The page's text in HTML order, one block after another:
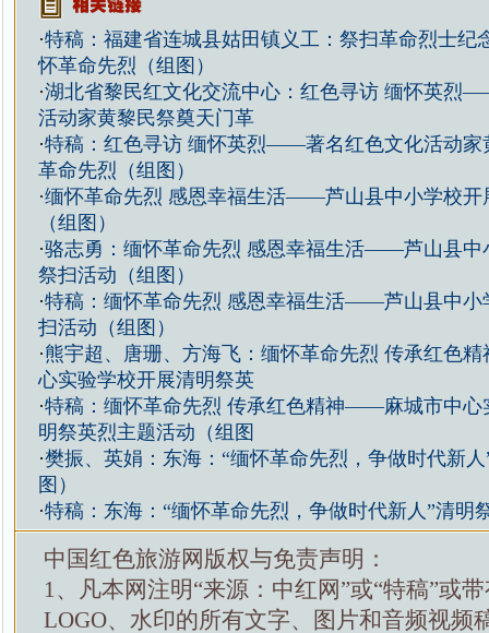
·特稿：福建省连城县姑田镇义工：祭扫革命烈士纪
怀革命先烈（组图）
·湖北省黎民红文化交流中心：红色寻访 缅怀英烈
活动家黄黎民祭奠天门革
·特稿：红色寻访 缅怀英烈——著名红色文化活动家
革命先烈（组图）
·缅怀革命先烈 感恩幸福生活——芦山县中小学校开
（组图）
·骆志勇：缅怀革命先烈 感恩幸福生活——芦山县中
祭扫活动（组图）
·特稿：缅怀革命先烈 感恩幸福生活——芦山县中小
扫活动（组图）
·熊宇超、唐珊、方海飞：缅怀革命先烈 传承红色
心实验学校开展清明祭英
·特稿：缅怀革命先烈 传承红色精神——麻城市中心
明祭英烈主题活动（组图
·樊振、英娟：东海：“缅怀革命先烈，争做时代新
图）
·特稿：东海：“缅怀革命先烈，争做时代新人”清明
中国红色旅游网版权与免责声明：
1、凡本网注明“来源：中红网”或“特稿”或
LOGO、水印的所有文字、图片和音频视频